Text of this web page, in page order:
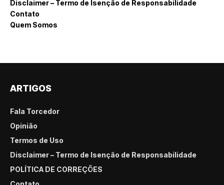
Disclaimer – Termo de Isenção de Responsabilidade
Contato
Quem Somos
ARTIGOS
Fala Torcedor
Opinião
Termos de Uso
Disclaimer – Termo de Isenção de Responsabilidade
POLÍTICA DE CORREÇÕES